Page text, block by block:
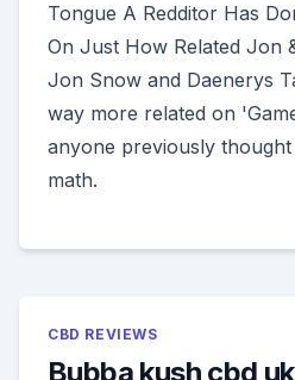
Tongue A Redditor Has
On Just How Related Jon
Jon Snow and Daenerys
way more related on
anyone previously
math.
CBD REVIEWS
Bubba kush cbd uk